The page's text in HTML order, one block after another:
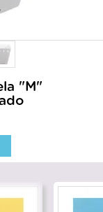
"M"